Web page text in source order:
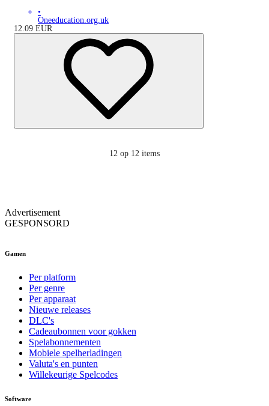
•
Oneeducation.org.uk
12.09 EUR
12 op 12 items
Advertisement
GESPONSORD
Gamen
Per platform
Per genre
Per apparaat
Nieuwe releases
DLC's
Cadeaubonnen voor gokken
Spelabonnementen
Mobiele spelherladingen
Valuta's en punten
Willekeurige Spelcodes
Software